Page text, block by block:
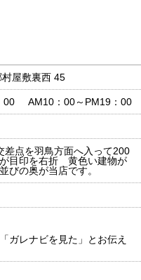
屋敷裏西 45
00 AM10：00～PM19：00
点を羽鳥方面へ入って200
目印を右折 黄色い建物が
の奥が当店です。
ガレナビを見た」とお伝え